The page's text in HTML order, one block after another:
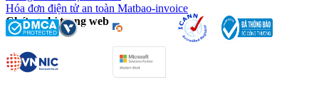
Hóa đơn điện tử an toàn Matbao-invoice
Chứng chỉ trang web